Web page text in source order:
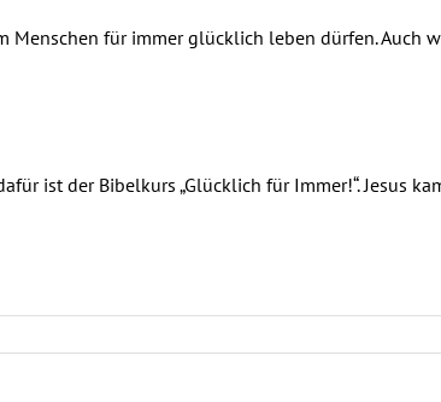
Menschen für immer glücklich leben dürfen. Auch
ist der Bibelkurs „Glücklich für Immer!“. Jesus